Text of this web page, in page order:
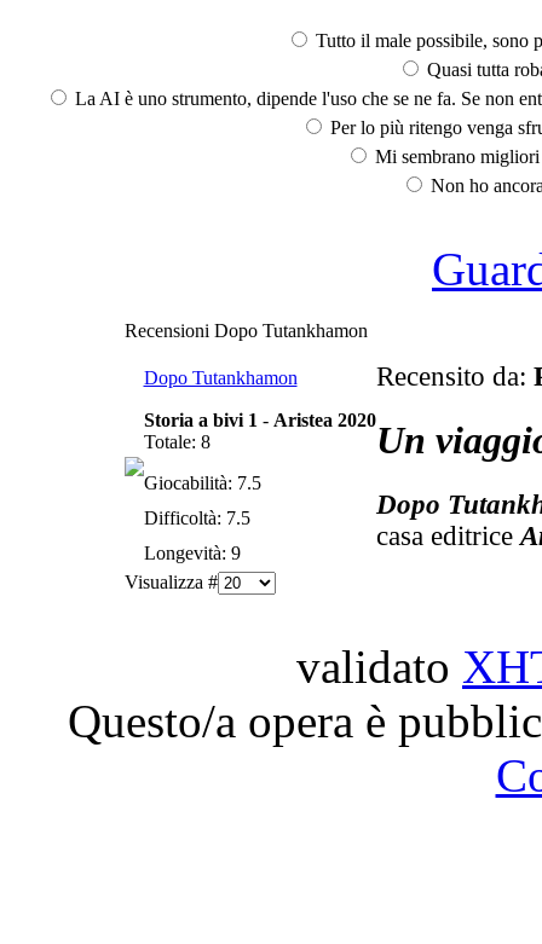
Tutto il male possibile, sono
Quasi tutta
La AI è uno strumento, dipende l'uso che se ne fa. Se non
Per lo più ritengo venga
Mi sembrano
Non ho
Recensioni Dopo Tutankhamon
Dopo Tutankhamon Recensito da:
Un
Dopo
casa editrice
Storia a bivi 1 - Aristea 2020
Totale: 8
Giocabilità: 7.5
Difficoltà: 7.5
Longevità: 9
Visualizza #
validato
Questo/a opera è